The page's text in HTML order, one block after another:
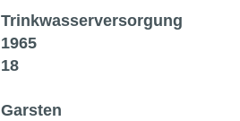
Trinkwasserversorgung
1965
18
Garsten